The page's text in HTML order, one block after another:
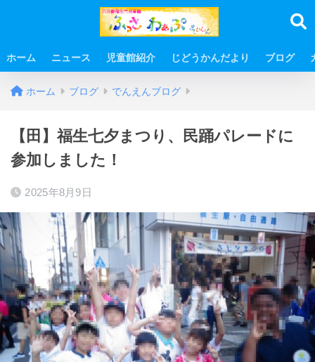
ホーム ニュース 児童館紹介 じどうかんだより ブログ
ホーム ブログ でんえんブログ
【田】福生七夕まつり、民踊パレードに
参加しました！
2025年8月9日